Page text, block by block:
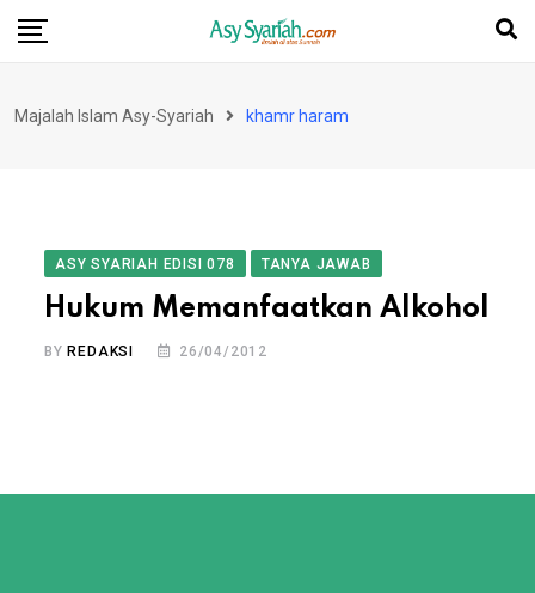
Skip
Majalah Islam Asy-Syariah khamr haram
ASY SYARIAH EDISI 078 TANYA JAWAB
Hukum Memanfaatkan Alkohol
BYREDAKSI 26/04/2012